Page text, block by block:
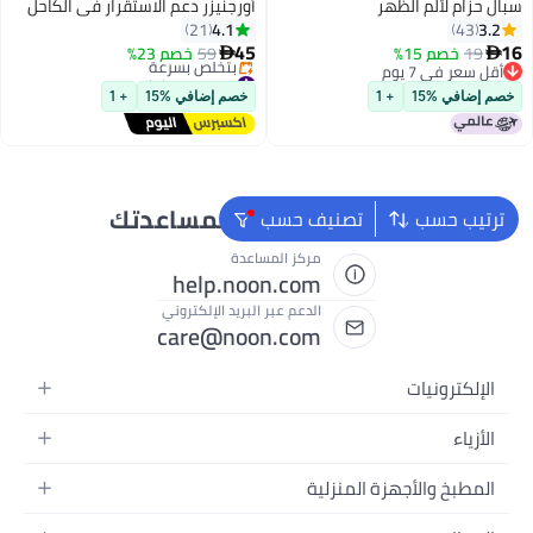
3.2
43
16
19 خصم 15%
أقل سعر في 7 يوم
أقل سعر في 7 يوم
خصم إضافي %15 + 1
4.1
21
45
59 خصم 23%
#13 في دعامات
توصيل مجاني
بتخلّص بسرعة
#13 في دعامات
خصم إضافي %15 + 1
ترتيب حسب تصنيف حسب
نحن دائماً جاهزون لمساعدتك
مركز المساعدة
help.noon.com
الدعم عبر البريد الإلكتروني
care@noon.com
الإلكترونيات
الهواتف المتحركة
أجهزة الكمبيوتر المحمولة
الأزياء
أزياء نسائية
المطبخ والأجهزة المنزلية